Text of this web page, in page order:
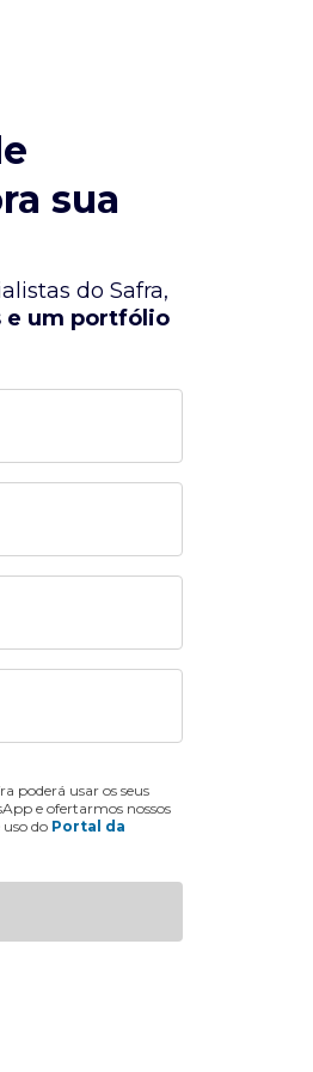
sua
do Safra,
e um portfólio
poderá usar os seus
e ofertarmos nossos
do Portal da